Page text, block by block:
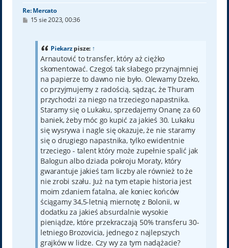
Re: Mercato
P15 sie 2023, 00:36
Piekarzpisze: ↑
Arnautović to transfer, który aż ciężko
skomentować. Czegoś tak słabego przynajmniej
na papierze to dawno nie było. Olewamy Dzeko,
co przyjmujemy z radością, sądząc, że Thuram
przychodzi za niego na trzeciego napastnika.
Staramy się o Lukaku, sprzedajemy Onanę za 60
baniek, żeby móc go kupić za jakieś 30. Lukaku
się wysrywa i nagle się okazuje, że nie staramy
się o drugiego napastnika, tylko ewidentnie
trzeciego - talent który może zupełnie spalić jak
Balogun albo dziada pokroju Moraty, który
gwarantuje jakieś tam liczby ale również to że
nie zrobi szału. Już na tym etapie historia jest
moim zdaniem fatalna, ale koniec końców
ściągamy 34,5-letnią miernotę z Bolonii, w
dodatku za jakieś absurdalnie wysokie
pieniądze, które przekraczają 50% transferu 30-
letniego Brozovicia, jednego z najlepszych
grajków w lidze. Czy wy za tym nadążacie?